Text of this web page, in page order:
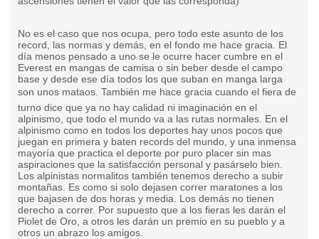
No es el caso que nos ocupa, pero todo este asunto de los
record, las normas y demás, en el fondo me hace gracia. El
día menos pensado a uno se le ocurre hacer cumbre en el
Everest en mangas de camisa o sin beber desde el campo
base y desde ese día todos los que suban en manga larga
son unos mataos. También me hace gracia cuando el fiera de
turno dice que ya no hay calidad ni imaginación en el
alpinismo, que todo el mundo va a las rutas normales. En el
alpinismo como en todos los deportes hay unos pocos que
juegan en primera y baten records del mundo, y una inmensa
mayoría que practica el deporte por puro placer sin mas
aspiraciones que la satisfacción personal y pasárselo bien.
Los alpinistas normalitos también tenemos derecho a subir
montañas. Es como si solo dejasen correr maratones a los
que bajasen de dos horas y media. Los demás no tienen
derecho a correr. Por supuesto que a los fieras les darán el
Piolet de Oro, a otros les darán un premio en su pueblo y a
otros un abrazo los amigos.